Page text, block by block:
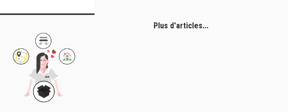
Plus d'articles...